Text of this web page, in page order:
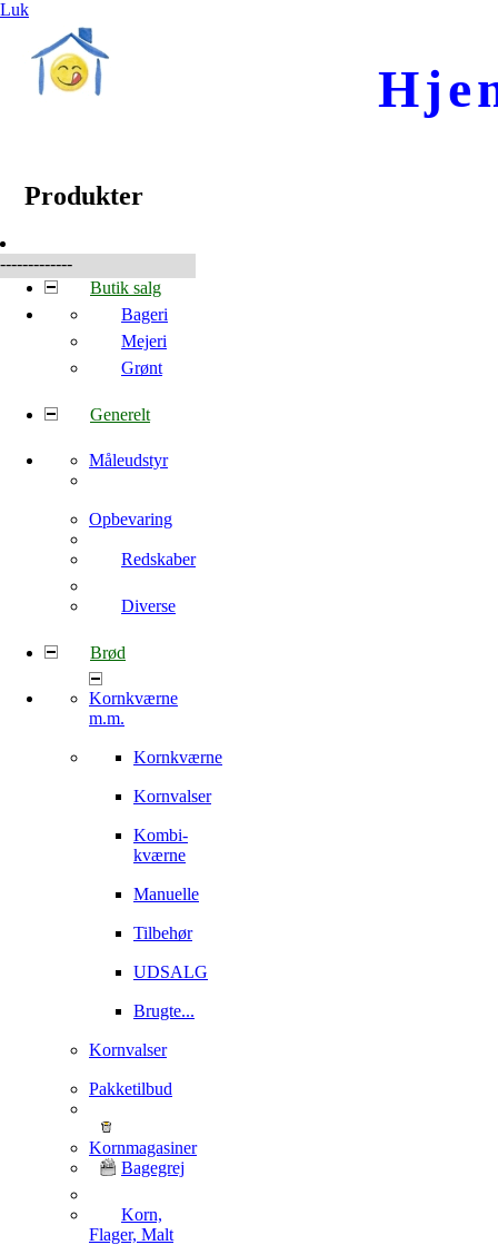
Luk
Produkter
-------------
Butik salg
Bageri
Mejeri
Grønt
Generelt
Måleudstyr
Opbevaring
Redskaber
Diverse
Brød
Kornkværne
m.m.
Kornkværne
Kornvalser
Kombi-
kværne
Manuelle
Tilbehør
UDSALG
Brugte...
Kornvalser
Pakketilbud
Kornmagasiner
Bagegrej
Korn,
Flager, Malt